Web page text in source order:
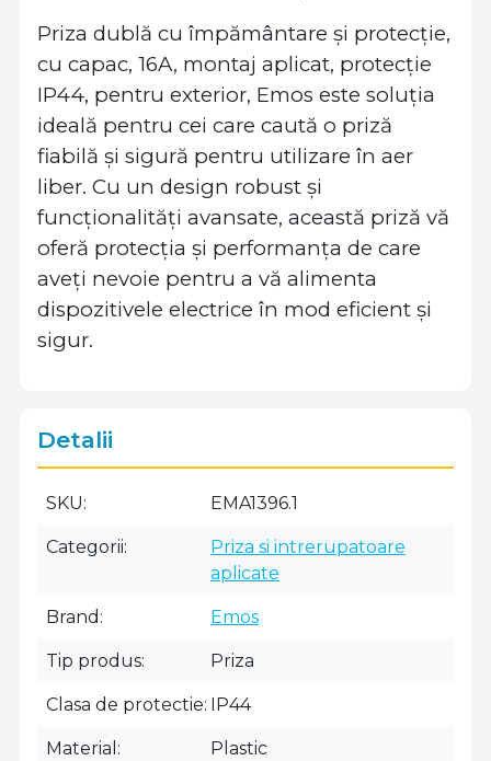
Priza dublă cu împământare și protecție,
cu capac, 16A, montaj aplicat, protecție
IP44, pentru exterior, Emos este soluția
ideală pentru cei care caută o priză
fiabilă și sigură pentru utilizare în aer
liber. Cu un design robust și
funcționalități avansate, această priză vă
oferă protecția și performanța de care
aveți nevoie pentru a vă alimenta
dispozitivele electrice în mod eficient și
sigur.
Detalii
SKU EMA1396.1
Categorii
Priza si intrerupatoare
aplicate
Brand Emos
Tip produs Priza
Clasa de protectie IP44
Material Plastic